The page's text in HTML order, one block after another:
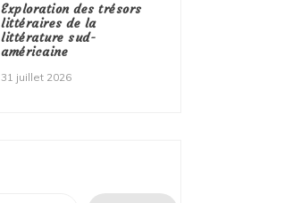
Exploration des trésors
littéraires de la
littérature sud-
américaine
31 juillet 2026